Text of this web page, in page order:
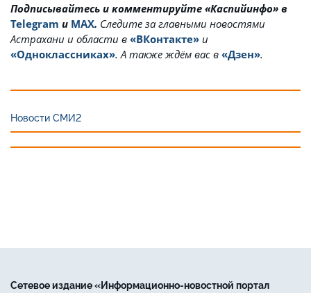
Подписывайтесь и комментируйте «Каспийинфо» в
Telegram и MAX. Cледите за главными новостями
Астрахани и области в «ВКонтакте» и
«Одноклассниках». А также ждём вас в «Дзен».
Новости СМИ2
Сетевое издание «Информационно-новостной портал